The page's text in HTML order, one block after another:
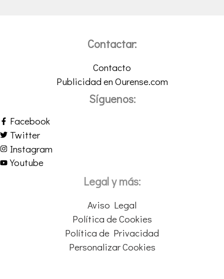
Contactar:
Contacto
Publicidad en Ourense.com
Síguenos:
Facebook
Twitter
Instagram
Youtube
Legal y más:
Aviso Legal
Política de Cookies
Política de Privacidad
Personalizar Cookies